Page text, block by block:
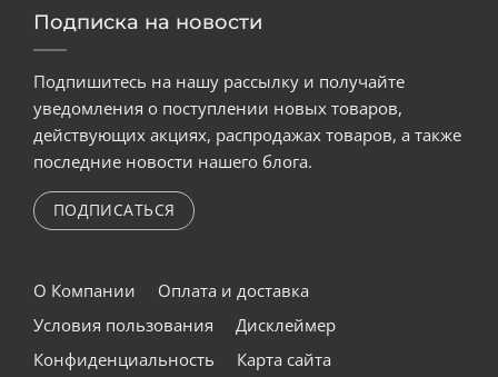
Подписка на новости
Подпишитесь на нашу рассылку и получайте
уведомления о поступлении новых товаров,
действующих акциях, распродажах товаров, а также
последние новости нашего блога.
ПОДПИСАТЬСЯ
О Компании
Оплата и доставка
Условия пользования
Дисклеймер
Конфиденциальность
Карта сайта